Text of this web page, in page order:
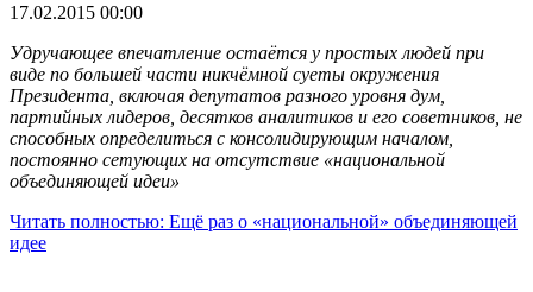
17.02.2015 00:00
Удручающее впечатление остаётся у простых людей при
виде по большей части никчёмной суеты окружения
Президента, включая депутатов разного уровня дум,
партийных лидеров, десятков аналитиков и его советников, не
способных определиться с консолидирующим началом,
постоянно сетующих на отсутствие «национальной
объединяющей идеи»
Читать полностью: Ещё раз о «национальной» объединяющей
идее